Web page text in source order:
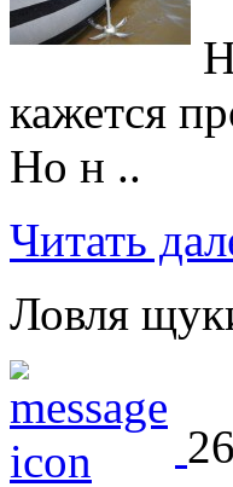
кажется
Но н ..
Читать
Ловля